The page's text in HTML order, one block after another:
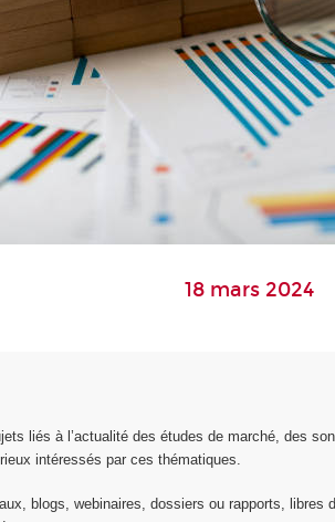
18 mars 2024
liés à l’actualité des études de marché, des
intéressés par ces thématiques.
blogs, webinaires, dossiers ou rapports,